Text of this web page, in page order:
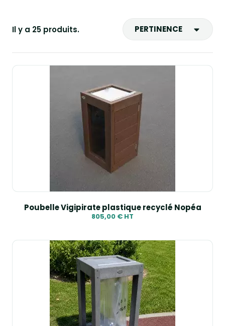
Il y a 25 produits. PERTINENCE
Pertinence
Nom, A à Z
Nom, Z à A
Prix, croissant
Prix, décroissant
Reference, A to Z
Reference, Z to A
Poubelle Vigipirate plastique recyclé Nopéa
805,00 € HT